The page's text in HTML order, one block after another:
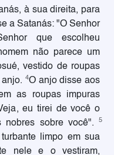
à sua direita, para
a Satanás: "O Senhor
que escolheu
não parece um
vestido de roupas
4O anjo disse aos
as roupas impuras
eu tirei de você o
nobres sobre você".
5
limpo em sua
nele e o vestiram,